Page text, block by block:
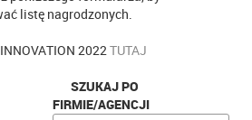
listę nagrodzonych.
2022TUTAJ
SZUKAJ PO
FIRMIE/AGENCJI